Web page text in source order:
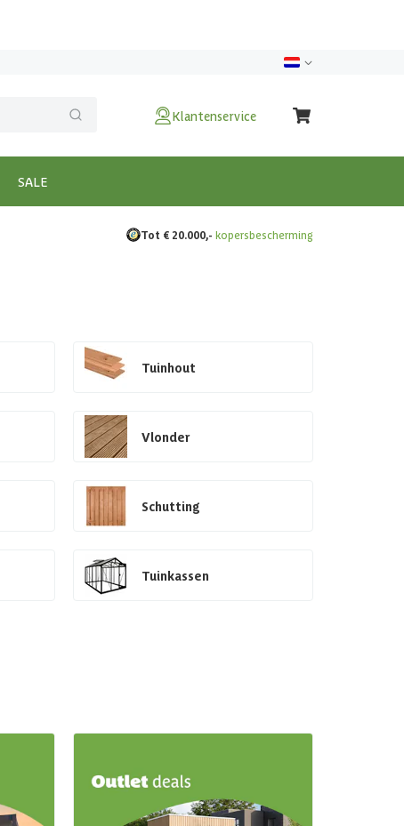
Klantenservice
SALE
Tot € 20.000,- kopersbescherming
Tuinhout
Vlonder
Schutting
Tuinkassen